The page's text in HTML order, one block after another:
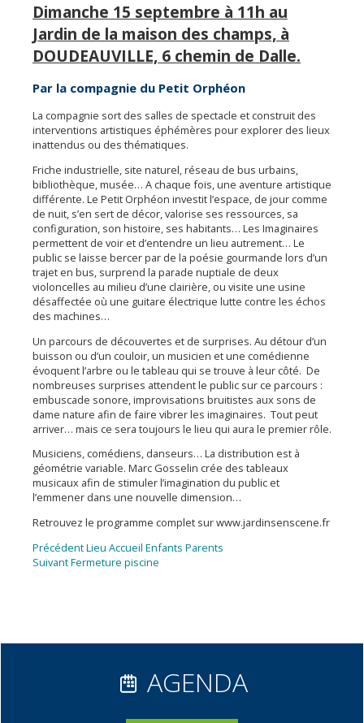
Dimanche 15 septembre à 11h au
Jardin de la maison des champs, à
DOUDEAUVILLE, 6 chemin de Dalle.
Par la compagnie du Petit Orphéon
La compagnie sort des salles de spectacle et construit des
interventions artistiques éphémères pour explorer des lieux
inattendus ou des thématiques.
Friche industrielle, site naturel, réseau de bus urbains,
bibliothèque, musée… A chaque fois, une aventure artistique
différente. Le Petit Orphéon investit l’espace, de jour comme
de nuit, s’en sert de décor, valorise ses ressources, sa
configuration, son histoire, ses habitants… Les Imaginaires
permettent de voir et d’entendre un lieu autrement… Le
public se laisse bercer par de la poésie gourmande lors d’un
trajet en bus, surprend la parade nuptiale de deux
violoncelles au milieu d’une clairière, ou visite une usine
désaffectée où une guitare électrique lutte contre les échos
des machines…
Un parcours de découvertes et de surprises. Au détour d’un
buisson ou d’un couloir, un musicien et une comédienne
évoquent l’arbre ou le tableau qui se trouve à leur côté. De
nombreuses surprises attendent le public sur ce parcours :
embuscade sonore, improvisations bruitistes aux sons de
dame nature afin de faire vibrer les imaginaires. Tout peut
arriver… mais ce sera toujours le lieu qui aura le premier rôle.
Musiciens, comédiens, danseurs… La distribution est à
géométrie variable. Marc Gosselin crée des tableaux
musicaux afin de stimuler l’imagination du public et
l’emmener dans une nouvelle dimension…
Retrouvez le programme complet sur www.jardinsenscene.fr
Navigation
de
PrécédentArticle
précédent :
Lieu Accueil Enfants Parents
SuivantArticle
Fermeture piscine
AGENDA